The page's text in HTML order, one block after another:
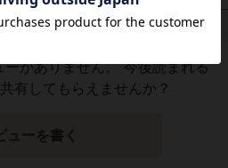
含む）
がありません。 今後読まれる
有してもらえませんか？
ューを書く